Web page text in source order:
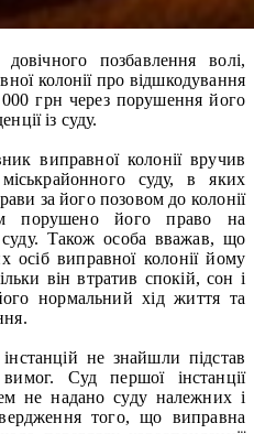
позбавлення волі,
колонії про відшкодування
грн через порушення його
із суду.
виправної колонії вручив
суду, в яких
за його позовом до колонії
порушено його право на
суду. Також особа вважав, що
осіб виправної колонії йому
він втратив спокій, сон і
нормальний хід життя та
не знайшли підстав
Суд першої інстанції
не надано суду належних і
того, що виправна